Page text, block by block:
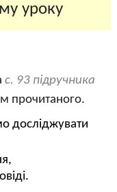
уроку
с. 93 підручника
прочитаного.
досліджувати